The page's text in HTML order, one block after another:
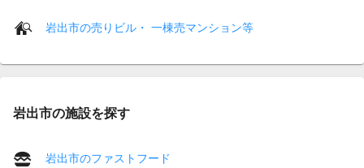
岩出市の売りビル・ 一棟売マンション等
岩出市の施設を探す
岩出市のファストフード